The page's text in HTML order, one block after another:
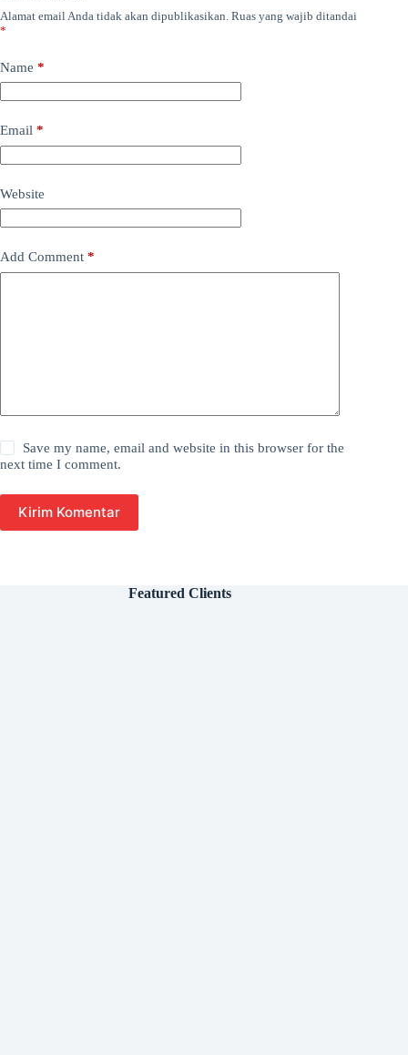
Alamat email Anda tidak akan dipublikasikan. Ruas yang wajib ditandai
*
Name *
Email *
Website
Add Comment *
Save my name, email and website in this browser for the
next time I comment.
Kirim Komentar
Featured Clients